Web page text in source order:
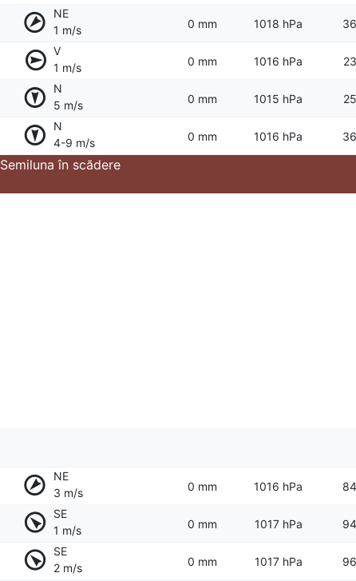
NE
1 m/s
0 mm 1018 hPa
V
1 m/s
0 mm 1016 hPa
N
5 m/s
0 mm 1015 hPa
N
4-9 m/s
0 mm 1016 hPa
Semiluna în scădere
NE
3 m/s
0 mm 1016 hPa
SE
1 m/s
0 mm 1017 hPa
SE
2 m/s
0 mm 1017 hPa